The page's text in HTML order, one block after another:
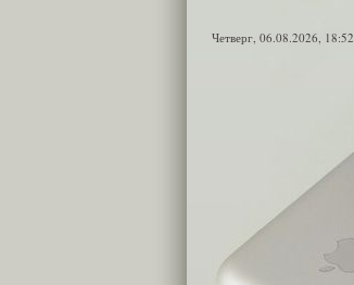
Четверг, 06.08.2026, 18:52